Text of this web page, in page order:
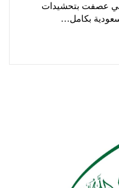
عصفت بتحشيدات
بكامل…